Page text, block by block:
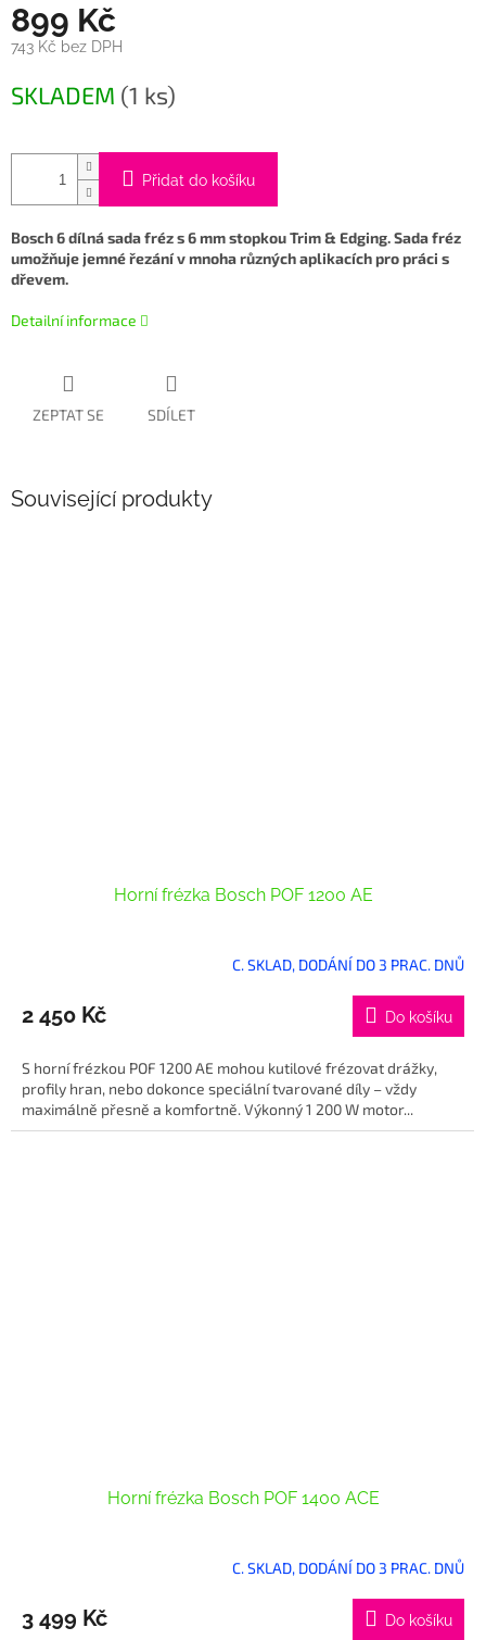
899 Kč
743 Kč bez DPH
cena:
SKLADEM (1 ks)
Přidat do košíku
Bosch 6 dílná sada fréz s 6 mm stopkou Trim & Edging. Sada fréz
umožňuje jemné řezání v mnoha různých aplikacích pro práci s
dřevem.
Detailní informace
ZEPTAT SE SDÍLET
Související produkty
Horní frézka Bosch POF 1200 AE
C. SKLAD, DODÁNÍ DO 3 PRAC. DNŮ
2 450 Kč Do košíku
S horní frézkou POF 1200 AE mohou kutilové frézovat drážky,
profily hran, nebo dokonce speciální tvarované díly – vždy
maximálně přesně a komfortně. Výkonný 1 200 W motor...
Horní frézka Bosch POF 1400 ACE
C. SKLAD, DODÁNÍ DO 3 PRAC. DNŮ
3 499 Kč Do košíku